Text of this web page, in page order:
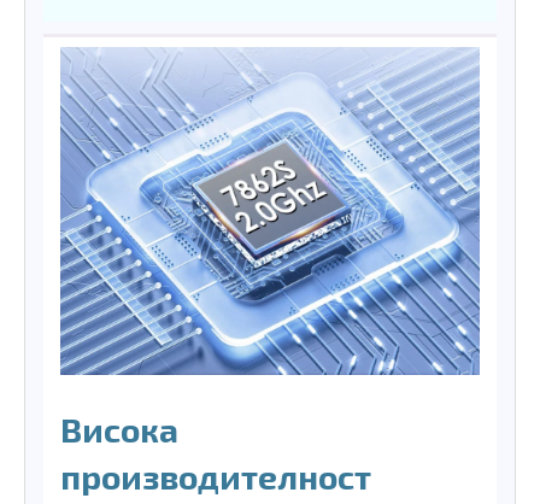
Висока
производителност